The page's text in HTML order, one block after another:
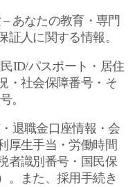
– あなたの教育・専門
証人に関する情報。
ID/パスポート・居住
・社会保障番号・そ
。
退職金口座情報・会
厚生手当・労働時間
者識別番号・国民保
。また、採用手続き